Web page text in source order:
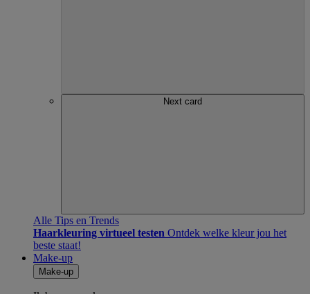
Next card
Alle Tips en Trends
Haarkleuring virtueel testen Ontdek welke kleur jou het
beste staat!
Make-up
Make-up